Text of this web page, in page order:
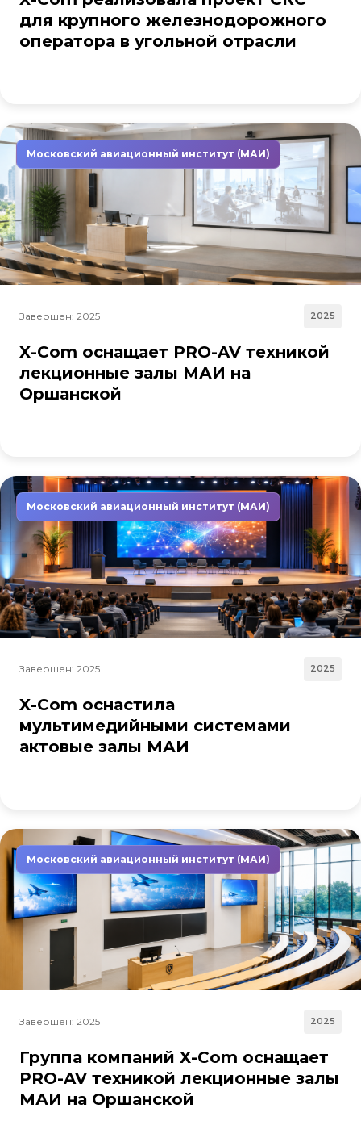
для крупного железнодорожного
оператора в угольной отрасли
Московский авиационный институт (МАИ)
Завершен: 2025 2025
X-Com оснащает PRO-AV техникой
лекционные залы МАИ на
Оршанской
Московский авиационный институт (МАИ)
Завершен: 2025 2025
X-Com оснастила
мультимедийными системами
актовые залы МАИ
Московский авиационный институт (МАИ)
Завершен: 2025 2025
Группа компаний X-Com оснащает
PRO-AV техникой лекционные залы
МАИ на Оршанской